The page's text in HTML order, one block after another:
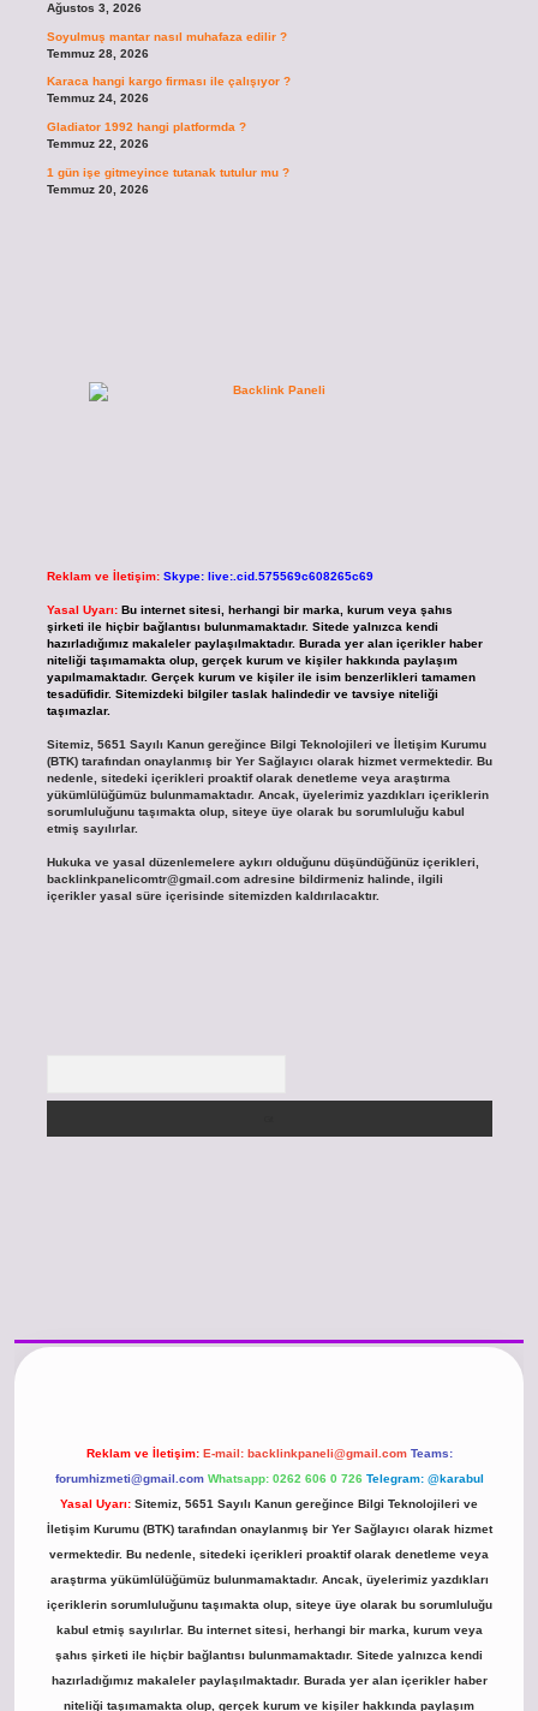
Ağustos 3, 2026
Soyulmuş mantar nasıl muhafaza edilir ?
Temmuz 28, 2026
Karaca hangi kargo firması ile çalışıyor ?
Temmuz 24, 2026
Gladiator 1992 hangi platformda ?
Temmuz 22, 2026
1 gün işe gitmeyince tutanak tutulur mu ?
Temmuz 20, 2026
Reklam ve İletişim: Skype: live:.cid.575569c608265c69
Yasal Uyarı: Bu internet sitesi, herhangi bir marka, kurum veya şahıs
şirketi ile hiçbir bağlantısı bulunmamaktadır. Sitede yalnızca kendi
hazırladığımız makaleler paylaşılmaktadır. Burada yer alan içerikler haber
niteliği taşımamakta olup, gerçek kurum ve kişiler hakkında paylaşım
yapılmamaktadır. Gerçek kurum ve kişiler ile isim benzerlikleri tamamen
tesadüfidir. Sitemizdeki bilgiler taslak halindedir ve tavsiye niteliği
taşımazlar.
Sitemiz, 5651 Sayılı Kanun gereğince Bilgi Teknolojileri ve İletişim Kurumu
(BTK) tarafından onaylanmış bir Yer Sağlayıcı olarak hizmet vermektedir. Bu
nedenle, sitedeki içerikleri proaktif olarak denetleme veya araştırma
yükümlülüğümüz bulunmamaktadır. Ancak, üyelerimiz yazdıkları içeriklerin
sorumluluğunu taşımakta olup, siteye üye olarak bu sorumluluğu kabul
etmiş sayılırlar.
Hukuka ve yasal düzenlemelere aykırı olduğunu düşündüğünüz içerikleri,
backlinkpanelicomtr@gmail.comadresine bildirmeniz halinde, ilgili
içerikler yasal süre içerisinde sitemizden kaldırılacaktır.
Reklam ve İletişim: E-mail: backlinkpaneli@gmail.com Teams:
forumhizmeti@gmail.com Whatsapp: 0262 606 0 726 Telegram: @karabul
Yasal Uyarı: Sitemiz, 5651 Sayılı Kanun gereğince Bilgi Teknolojileri ve
İletişim Kurumu (BTK) tarafından onaylanmış bir Yer Sağlayıcı olarak hizmet
vermektedir. Bu nedenle, sitedeki içerikleri proaktif olarak denetleme veya
araştırma yükümlülüğümüz bulunmamaktadır. Ancak, üyelerimiz yazdıkları
içeriklerin sorumluluğunu taşımakta olup, siteye üye olarak bu sorumluluğu
kabul etmiş sayılırlar. Bu internet sitesi, herhangi bir marka, kurum veya
şahıs şirketi ile hiçbir bağlantısı bulunmamaktadır. Sitede yalnızca kendi
hazırladığımız makaleler paylaşılmaktadır. Burada yer alan içerikler haber
niteliği taşımamakta olup, gerçek kurum ve kişiler hakkında paylaşım